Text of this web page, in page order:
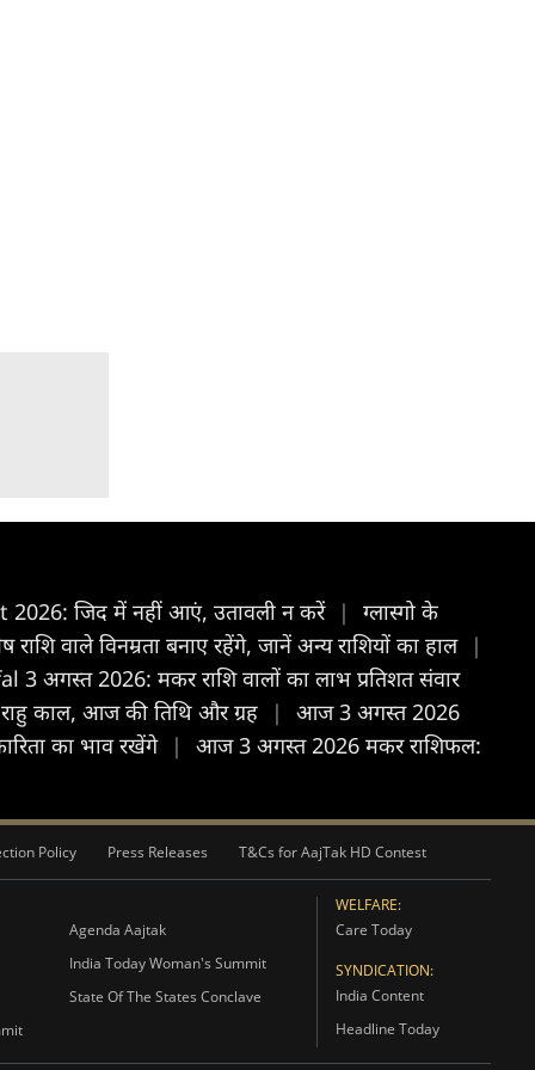
जिद में नहीं आएं, उतावली न करें |
ग्लास्गो के
वाले विनम्रता बनाए रहेंगे, जानें अन्य राशियों का हाल |
अगस्त 2026: मकर राशि वालों का लाभ प्रतिशत संवार
काल, आज की तिथि और ग्रह |
आज 3 अगस्त 2026
का भाव रखेंगे |
आज 3 अगस्त 2026 मकर राशिफल:
Policy Press Releases T&Cs for AajTak HD Contest
Agenda Aajtak
India Today Woman's Summit
State Of The States Conclave
WELFARE:
Care Today
SYNDICATION:
India Content
Headline Today